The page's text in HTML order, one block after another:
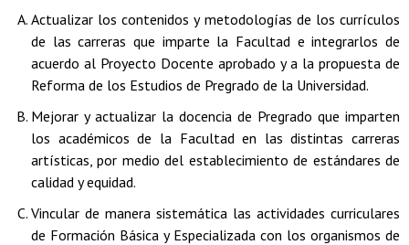
Actualizar los contenidos y metodologías de los currículos
de las carreras que imparte la Facultad e integrarlos de
acuerdo al Proyecto Docente aprobado y a la propuesta de
Reforma de los Estudios de Pregrado de la Universidad.
Mejorar y actualizar la docencia de Pregrado que imparten
los académicos de la Facultad en las distintas carreras
artísticas, por medio del establecimiento de estándares de
calidad y equidad.
Vincular de manera sistemática las actividades curriculares
de Formación Básica y Especializada con los organismos de